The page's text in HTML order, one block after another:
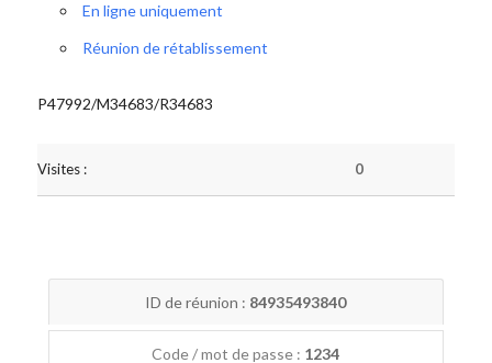
En ligne uniquement
Réunion de rétablissement
P47992/M34683/R34683
Visites : 0
ID de réunion : 84935493840
Code / mot de passe : 1234